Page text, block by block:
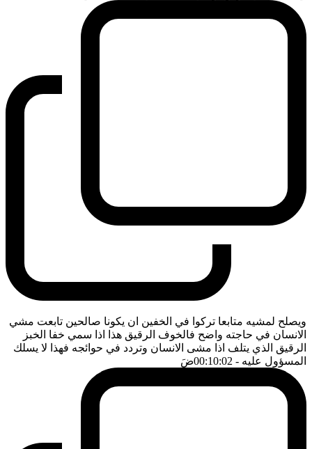
ويصلح لمشيه متابعا تركوا في الخفين ان يكونا صالحين تابعت مشي
الانسان في حاجته واضح فالخوف الرقيق هذا اذا سمي خفا الخبز
الرقيق الذي يتلف اذا مشى الانسان وتردد في حوائجه فهذا لا يسلك
المسؤول عليه - 00:10:02 ضَ